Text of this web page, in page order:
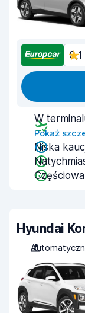
9,1
W
Pokaż
Niska
Hyundai